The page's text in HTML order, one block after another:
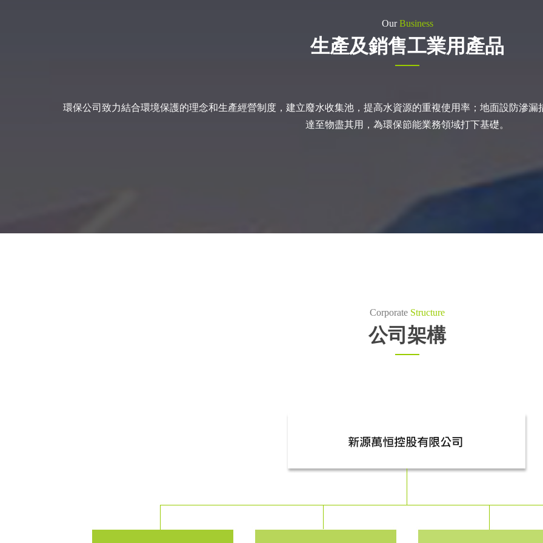
OurBusiness
生產及銷售工業用產品
環保公司致力結合環境保護的理念和生產經營制度，建立廢水收集池，提高水資源的重複使用率；地面設防滲
達至物盡其用，為環保節能業務領域打下基礎。
Corporate Structure
公司架構